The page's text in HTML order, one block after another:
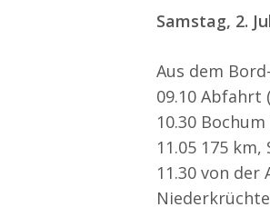
Samstag, 2.
Aus dem
09.10 Abfahrt
10.30
11.05 175 km,
11.30 von